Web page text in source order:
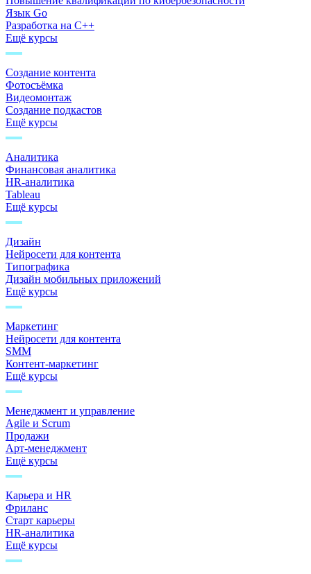
Язык Go
Разработка на C++
Ещё курсы
Создание контента
Фотосъёмка
Видеомонтаж
Создание подкастов
Ещё курсы
Аналитика
Финансовая аналитика
HR-аналитика
Tableau
Ещё курсы
Дизайн
Нейросети для контента
Типографика
Дизайн мобильных приложений
Ещё курсы
Маркетинг
Нейросети для контента
SMM
Контент-маркетинг
Ещё курсы
Менеджмент и управление
Agile и Scrum
Продажи
Арт-менеджмент
Ещё курсы
Карьера и HR
Фриланс
Старт карьеры
HR-аналитика
Ещё курсы